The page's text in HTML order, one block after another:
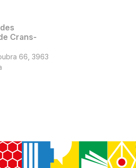
Crans-
66, 3963